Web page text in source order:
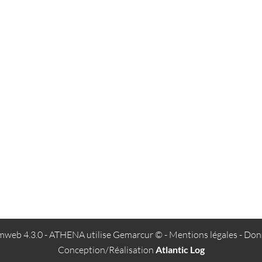
4.3.0- ATHENA utilise Gemarcur ©- Mentions légales -
Conception/Réalisation Atlantic Log